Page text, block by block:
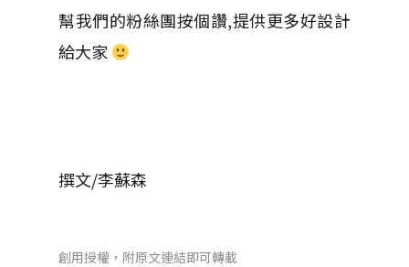
幫我們的粉絲團按個讚,提供更多好設計
給大家
撰文/李蘇森
創用授權，附原文連結即可轉載